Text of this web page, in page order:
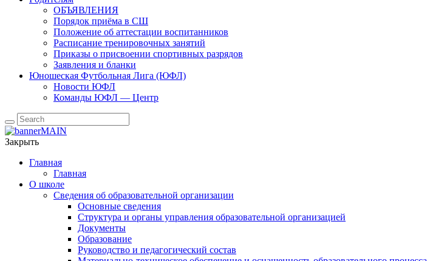
ОБЪЯВЛЕНИЯ
Порядок приёма в СШ
Положение об аттестации воспитанников
Расписание тренировочных занятий
Приказы о присвоении спортивных разрядов
Заявления и бланки
Юношеская Футбольная Лига (ЮФЛ)
Новости ЮФЛ
Команды ЮФЛ — Центр
Закрыть
Главная
Главная
О школе
Сведения об образовательной организации
Основные сведения
Структура и органы управления образовательной организацией
Документы
Образование
Руководство и педагогический состав